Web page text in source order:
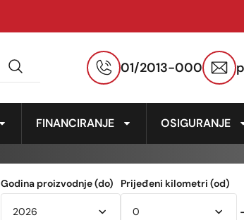
01/2013-000
FINANCIRANJE OSIGURANJE
Godina proizvodnje (do) Prijeđeni kilometri (od)